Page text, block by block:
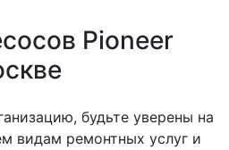
Pioneer
будьте уверены на
видам ремонтных услуг и